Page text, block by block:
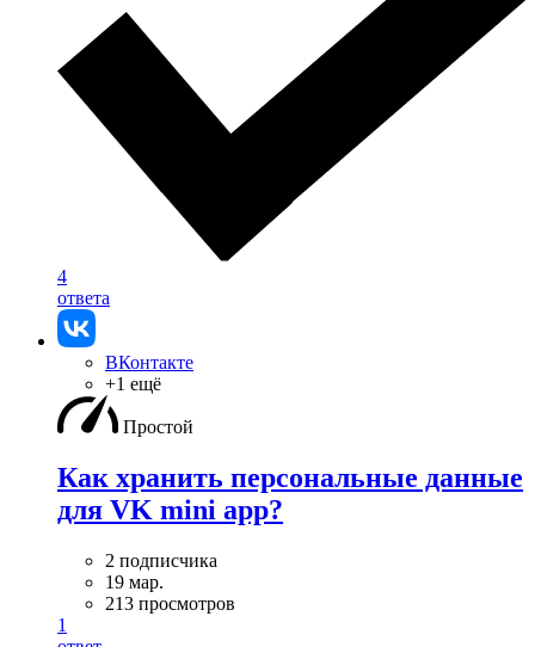
4
ответа
ВКонтакте
+1 ещё
Простой
Как хранить персональные данные
для VK mini app?
2 подписчика
19 мар.
213 просмотров
1